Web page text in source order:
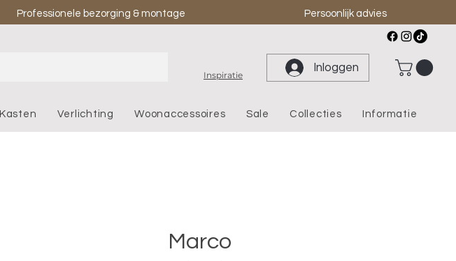
Professionele bezorging & montage Persoonlijk advies
Inspiratie
Inloggen
Kasten Verlichting Woonaccessoires Sale Collecties Informatie
Marco